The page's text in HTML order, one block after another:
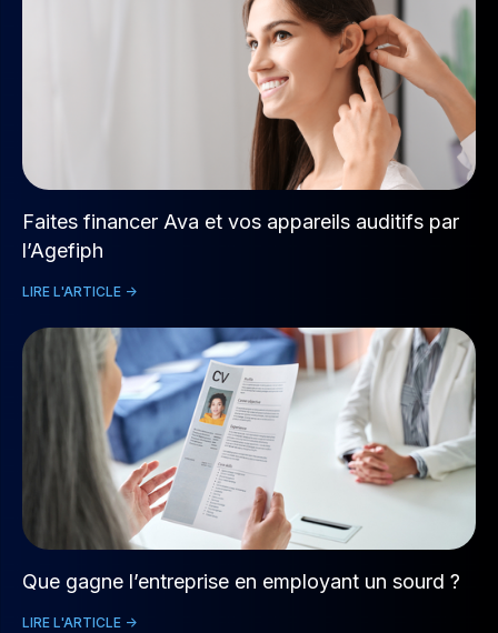
Faites financer Ava et vos appareils auditifs par
l’Agefiph
LIRE L'ARTICLE ->
Que gagne l’entreprise en employant un sourd ?
LIRE L'ARTICLE ->